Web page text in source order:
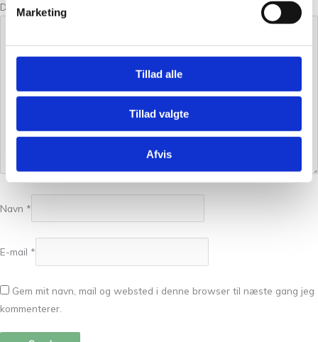
Marketing
Tillad alle
Tillad valgte
Afvis
Din anmeldelse
Navn *
E-mail *
Gem mit navn, mail og websted i denne browser til næste gang jeg
kommenterer.